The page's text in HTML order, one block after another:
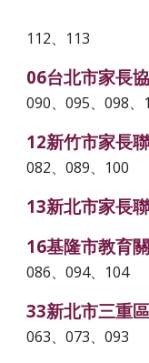
103、
112、113
06台北市家長
090、095、098、
12新竹市家長
082、089、100
13新北市家長
16基隆市教育
086、094、104
33新北市三重
063、073、093